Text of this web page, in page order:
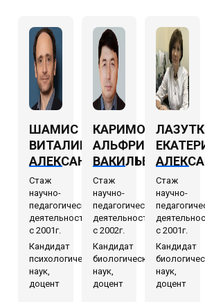
ШАМИС
ВИТАЛИЙ
АЛЕКСАНДРОВИЧ
Стаж
научно-
педагогической
деятельности
с 2001г.
Кандидат
психологических
наук,
доцент
КАРИМОВ
АЛЬФРИД
ВАКИЛЬЕВИЧ
Стаж
научно-
педагогической
деятельности
с 2002г.
Кандидат
биологических
наук,
доцент
Стаж
научно-
с 2001г.
Кандидат
наук,
доцент